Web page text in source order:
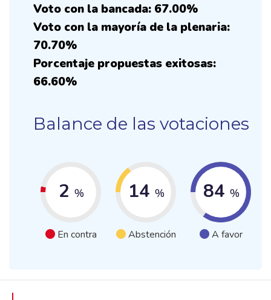
Voto con la bancada: 67.00%
Voto con la mayoría de la plenaria:
70.70%
Porcentaje propuestas exitosas:
66.60%
Balance de las votaciones
2 %
En contra
14 %
Abstención
84 %
A favor